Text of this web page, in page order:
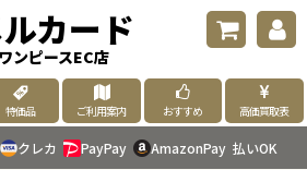
カード
ワンピースEC店
特価品 ご利用案内 おすすめ 高価買取表
クレカ PayPay AmazonPay 払いOK